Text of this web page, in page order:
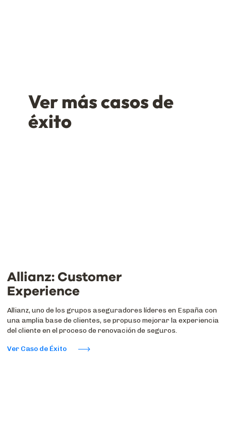
Ver más casos de
éxito
Allianz: Customer
Experience
Allianz, uno de los grupos aseguradores líderes en España con
una amplia base de clientes, se propuso mejorar la experiencia
del cliente en el proceso de renovación de seguros.
Ver Caso de Éxito